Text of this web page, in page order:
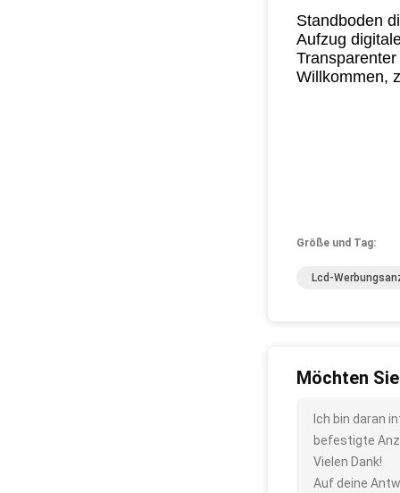
Standboden
Aufzug
Willkommen,
Größe und Tag:
Lcd-
Möchten
Ich bin daran
befestigte
Vielen Dank!
Auf deine